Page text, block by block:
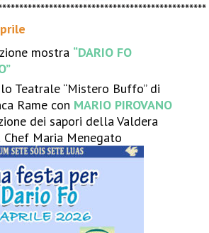
mostra “DARIO FO
Teatrale “Mistero Buffo” di
Rame con MARIO PIROVANO
dei sapori della Valdera
Maria Menegato